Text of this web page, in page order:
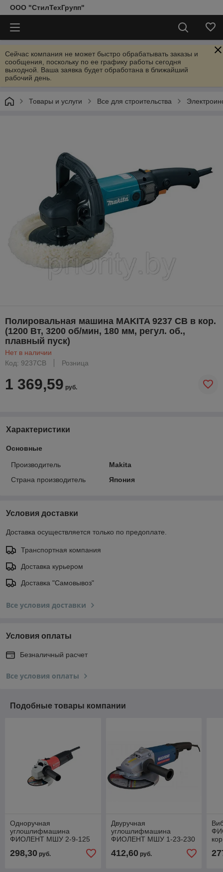
ООО "СтилТехГрупп"
Сейчас компания не может быстро обрабатывать заказы и
сообщения, поскольку по ее графику работы сегодня
выходной. Ваша заявка будет обработана в ближайший
рабочий день.
Товары и услуги Все для строительства
Полировальная машина MAKITA 9237 CB в кор.
(1200 Вт, 3200 об/мин, 180 мм, регул. об.,
плавный пуск)
Нет в наличии
Код: 9237CB
Розница
1 369,59 руб.
Характеристики
Основные
Производитель
Makita
Страна производитель
Япония
Условия доставки
Доставка осуществляется только по предоплате.
Транспортная компания
Доставка курьером
Доставка "Самовывоз"
Все условия доставки
Условия оплаты
Безналичный расчет
Все условия оплаты
Подобные товары компании
Одноручная
углошлифмашина
ФИОЛЕНТ МШУ 2-9-125
Э М в чем. (900 Вт, диск
125х22 мм, плавный пуск,
298,30 руб.
Двуручная
углошлифмашина
ФИОЛЕНТ МШУ 1-23-230
230х22 мм, плавный пуск,
412,60руб.